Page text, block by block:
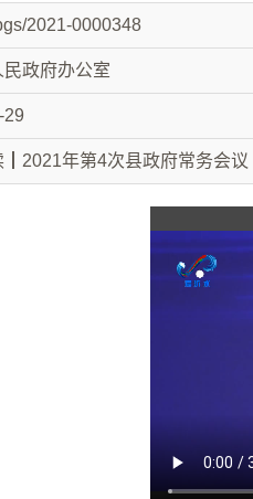
2021-0000348
民政府办公室
29
┃2021年第4次县政府常务会议